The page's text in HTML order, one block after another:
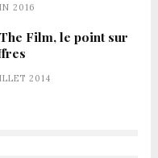
2016
Film, le point sur
2014